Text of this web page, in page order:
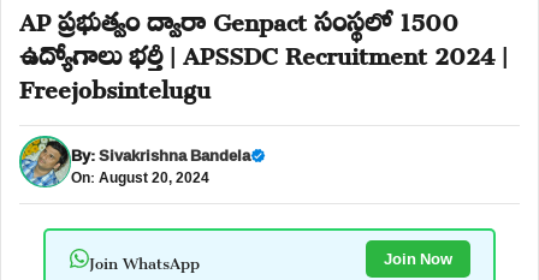
AP ప్రభుత్వం ద్వారా Genpact సంస్థలో 1500
ఉద్యోగాలు భర్తీ | APSSDC Recruitment 2024 |
Freejobsintelugu
By:Sivakrishna Bandela
On: August 20, 2024
Join WhatsApp Join Now